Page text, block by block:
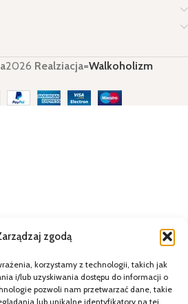
zgodą
korzystamy z technologii, takich jak
i/lub uzyskiwania dostępu do informacji o
pozwoli nam przetwarzać dane, takie
lub unikalne identyfikatory na tej
2026 Realziacja=Walkoholizm